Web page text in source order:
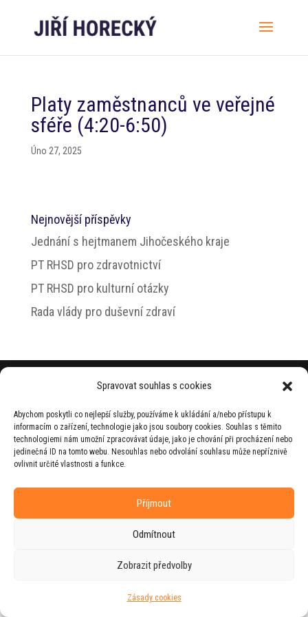
Spravovat souhlas s cookies
Abychom poskytli co nejlepší služby, používáme k ukládání a/nebo přístupu k
informacím o zařízení, technologie jako jsou soubory cookies. Souhlas s těmito
technologiemi nám umožní zpracovávat údaje, jako je chování při procházení nebo
jedinečná ID na tomto webu. Nesouhlas nebo odvolání souhlasu může nepříznivě
ovlivnit určité vlastnosti a funkce.
Příjmout
Odmítnout
Zobrazit předvolby
Zásady cookies
Platy zaměstnanců ve veřejné
sféře (4:20-6:50)
Úno 27, 2025
Nejnovější příspěvky
Jednání s hejtmanem Jihočeského kraje
PT RHSD pro zdravotnictví
PT RHSD pro kulturní otázky
Rada vlády pro duševní zdraví
© 2026 Jiří Horecký – Osobní stránky Jiřího
Web vytvořila firmaRUDIve spolupráci s
agenturouZEST BRAND.